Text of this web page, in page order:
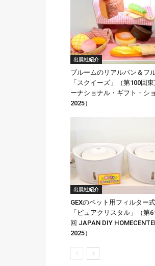
出展社紹介
ブルームのリアルパン＆フ
「スクイーズ」（第100回
ーナショナル・ギフト・シ
2025）
出展社紹介
GEXのペット用フィルター
「ピュアクリスタル」（第
回 JAPAN DIY
2025）